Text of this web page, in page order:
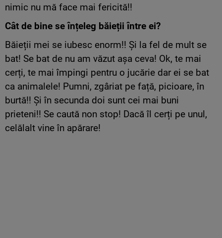
nimic nu mă face mai fericită!!
Cât de bine se înțeleg băieții între ei?
Băieții mei se iubesc enorm!! Și la fel de mult se
bat! Se bat de nu am văzut așa ceva! Ok, te mai
cerți, te mai împingi pentru o jucărie dar ei se bat
ca animalele! Pumni, zgâriat pe față, picioare, în
burtă!! Și în secunda doi sunt cei mai buni
prieteni!! Se caută non stop! Dacă îl cerți pe unul,
celălalt vine în apărare!